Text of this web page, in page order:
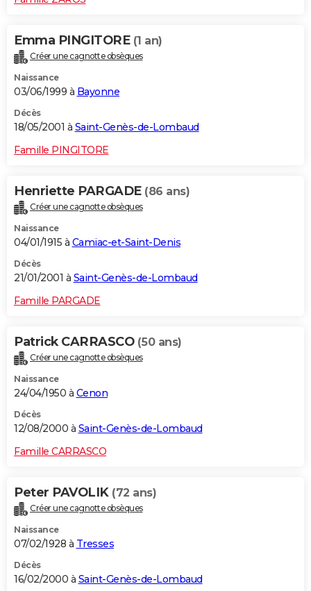
Emma PINGITORE (1 an)
Créer une cagnotte obsèques
Naissance
03/06/1999 à Bayonne
Décès
18/05/2001 à Saint-Genès-de-Lombaud
Famille PINGITORE
Henriette PARGADE (86 ans)
Créer une cagnotte obsèques
Naissance
04/01/1915 à Camiac-et-Saint-Denis
Décès
21/01/2001 à Saint-Genès-de-Lombaud
Famille PARGADE
Patrick CARRASCO (50 ans)
Créer une cagnotte obsèques
Naissance
24/04/1950 à Cenon
Décès
12/08/2000 à Saint-Genès-de-Lombaud
Famille CARRASCO
Peter PAVOLIK (72 ans)
Créer une cagnotte obsèques
Naissance
07/02/1928 à Tresses
Décès
16/02/2000 à Saint-Genès-de-Lombaud